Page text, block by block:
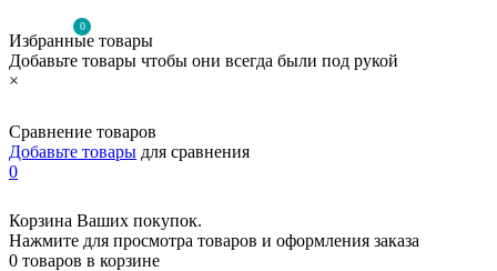
0
Избранные товары
Добавьте товары чтобы они всегда были под рукой
×
Сравнение товаров
Добавьте товары для сравнения
0
Корзина Ваших покупок.
Нажмите для просмотра товаров и оформления заказа
0 товаров в корзине